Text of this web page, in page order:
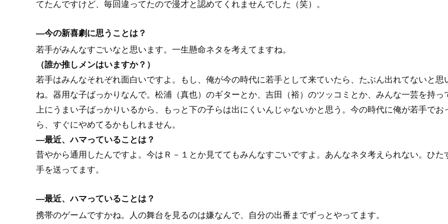
てたんですけど、毎回違ってたので漫才と認めてくれませんでした（笑）。
―今の新喜劇に思うことは？
若手がみんなすごいなと思います。一生懸命ネタを考えてますね。
（誰か推しメンはいますか？）
若手はみんなそれぞれ面白いですよ。もし、俺が今の時代に若手として来ていたら、たぶん出れてないと思
ね。器用な子ばっかりなんで。松浦（真也）のギターとか、吉田（裕）のツッコミとか、みんな一芸を持っ
上にうまい子ばっかりいるから、もっと下の子らは出にくいんじゃないかと思う。今の時代に俺が若手でお
ら、すぐにやめてるかもしれません。
―最近、ハマっていることは？
昔やから通用したんですよ。今はＲ－１とか見ててもみんなすごいですよ。あんなネタ考えられない。ひた
手を送ってます。
―最近、ハマっていることは？
携帯のゲームですかね。人の舞台を見るのは嫌なんで、自分の出番までずっとやってます。